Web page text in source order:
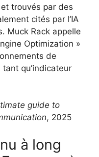
trouvés par des
cités par l’IA
Muck Rack appelle
Optimization »
de
tant qu’indicateur
guide to
, 2025
à long